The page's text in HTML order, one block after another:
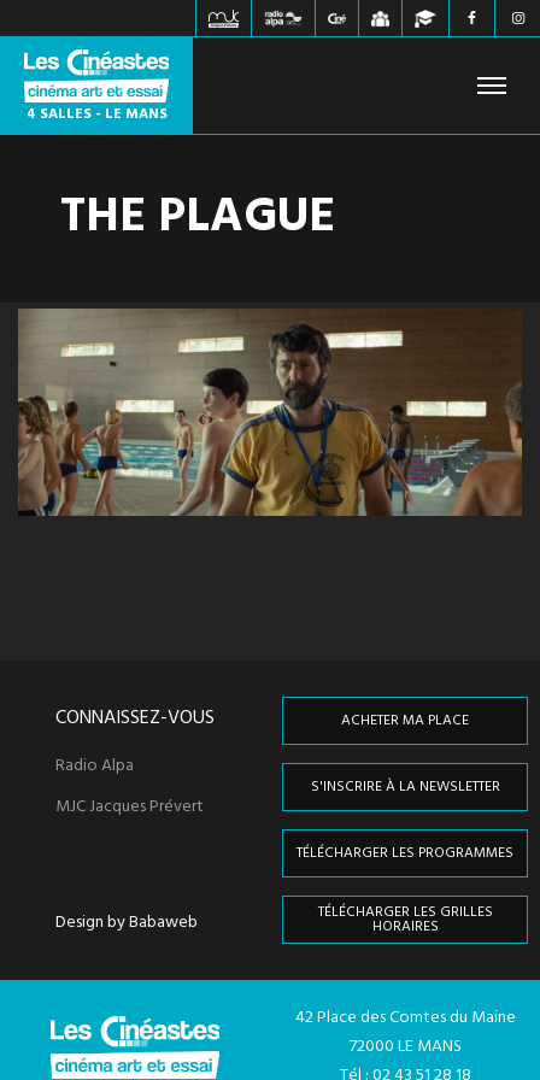
4 SALLES - LE MANS
FILMS À L'AFFICHE PROCHAINEMENT
INFOS PRATIQUES CONTACT
THE PLAGUE
CONNAISSEZ-VOUS
Radio Alpa
MJC Jacques Prévert
Design by Babaweb
42 Place des Comtes du Maine
72000 LE MANS
ACHETER MA PLACE
S'INSCRIRE À LA NEWSLETTER
TÉLÉCHARGER LES PROGRAMMES
TÉLÉCHARGER LES GRILLES
HORAIRES